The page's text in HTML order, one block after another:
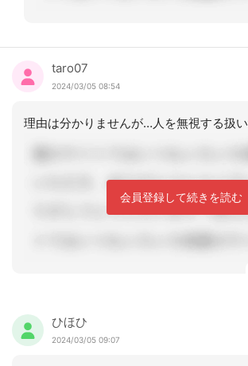
taro07
2024/03/05 08:54
会員登録して続きを読む
ひほひ
2024/03/05 09:07